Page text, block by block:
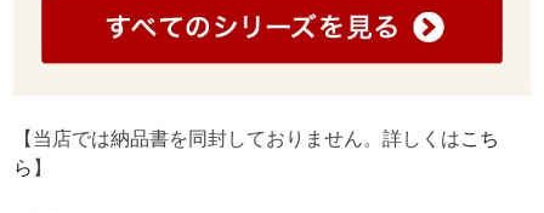
【当店では納品書を同封しておりません。詳しくはこち
ら 】